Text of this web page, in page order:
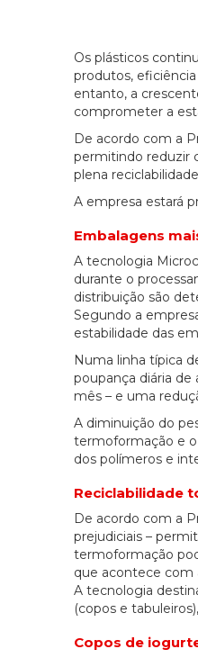
Os plásticos
produtos,
entanto, a
comprometer a
De acordo com a
permitindo reduzir
plena
A empresa estará
Embalagens
A tecnologia
durante o
distribuição são
Segundo a
estabilidade das
Numa linha típica
poupança diária
mês – e uma
A diminuição do
termoformação e o
dos polímeros e
Reciclabilidade
De acordo com a
prejudiciais –
termoformação
que acontece com
A tecnologia
(copos e
Copos de